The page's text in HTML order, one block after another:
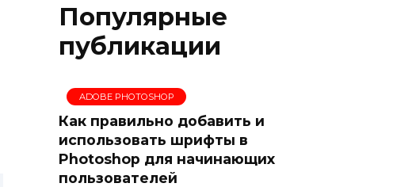
Популярные
публикации
ADOBE PHOTOSHOP
Как правильно добавить и
использовать шрифты в
Photoshop для начинающих
пользователей